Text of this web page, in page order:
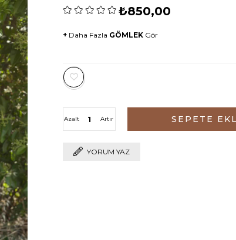
₺850,00
+ Daha Fazla GÖMLEK Gör
Artır
Azalt
YORUM YAZ